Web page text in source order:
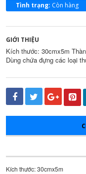
Tình trạng: Còn hàng
GIỚI THIỆU
Kích thước: 30cmx5m
Dùng chứa đựng các loại
Kích thước: 30cmx5m